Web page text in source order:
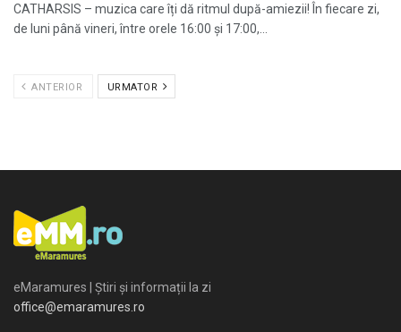
CATHARSIS – muzica care îți dă ritmul după-amiezii! În fiecare zi,
de luni până vineri, între orele 16:00 și 17:00,...
ANTERIOR URMATOR
eMaramures | Știri și informații la zi
office@emaramures.ro